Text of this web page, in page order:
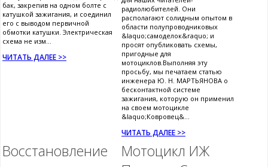
бак, закрепив на одном болте с
катушкой зажигания, и соединил
его с выводом первичной
обмотки катушки. Электрическая
схема не изм...
ЧИТАТЬ ДАЛЕЕ >>
радиолюбителей. Они
располагают солидным опытом в
области полупроводниковых
&laquo;самоделок&raquo; и
просят опубликовать схемы,
пригодные для
мотоциклов.Выполняя эту
просьбу, мы печатаем статью
инженера Ю. Н. МАРТЬЯНОВА о
бесконтактной системе
зажигания, которую он применил
на своем мотоцикле
&laquo;Ковровец&...
ЧИТАТЬ ДАЛЕЕ >>
Восстановление
Мотоцикл ИЖ